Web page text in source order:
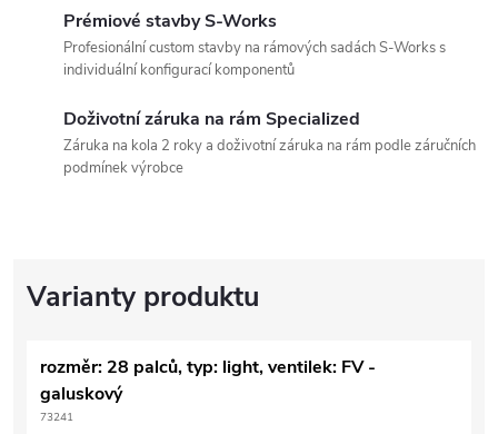
Prémiové stavby S-Works
Profesionální custom stavby na rámových sadách S-Works s
individuální konfigurací komponentů
Doživotní záruka na rám Specialized
Záruka na kola 2 roky a doživotní záruka na rám podle záručních
podmínek výrobce
rozměr: 28 palců, typ: light, ventilek: FV -
galuskový
73241